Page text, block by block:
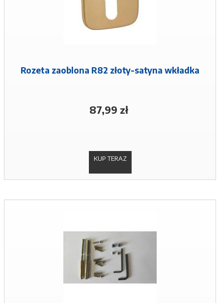
Rozeta zaoblona R82 złoty-satyna wkładka
87,99 zł
KUP TERAZ